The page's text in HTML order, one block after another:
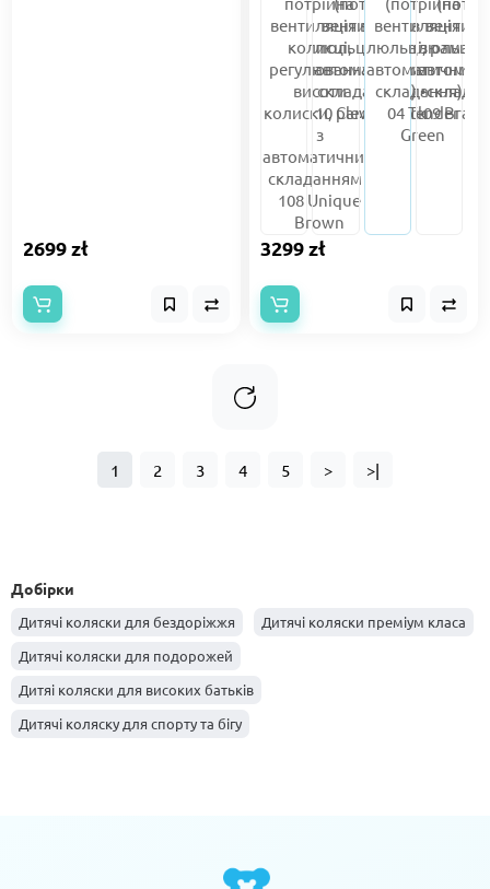
2699 zł 3299 zł
1 2 3 4 5 > >|
Добірки
Дитячі коляски для бездоріжжя
Дитячі коляски преміум класа
Дитячі коляски для подорожей
Дитяі коляски для високих батьків
Дитячі коляску для спорту та бігу